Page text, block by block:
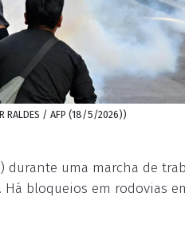
/ AFP (18/5/2026))
uma marcha de
bloqueios em rodovias